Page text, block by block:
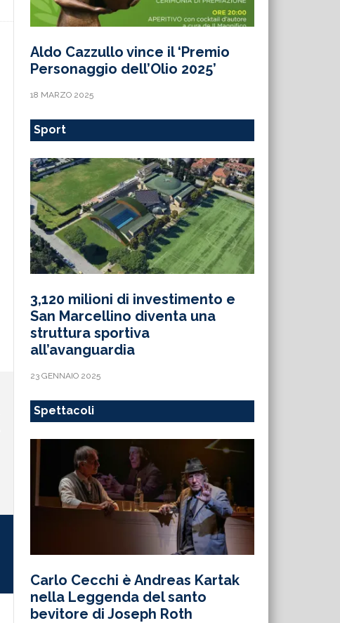
Aldo Cazzullo vince il ‘Premio
Personaggio dell’Olio 2025’
18 MARZO 2025
Sport
3,120 milioni di investimento e
San Marcellino diventa una
struttura sportiva
all’avanguardia
23 GENNAIO 2025
Spettacoli
Carlo Cecchi è Andreas Kartak
nella Leggenda del santo
bevitore di Joseph Roth